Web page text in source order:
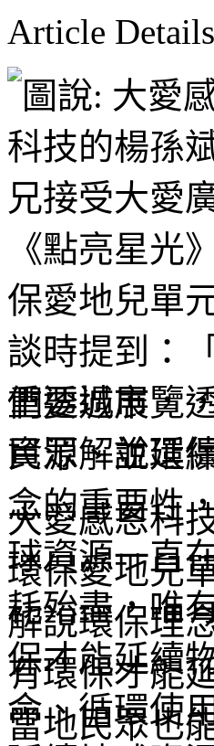
Article Details
重要城市，
資源、並延
大愛感恩科
環保愛地兒
解說環保理
有環保才能
當地民眾也